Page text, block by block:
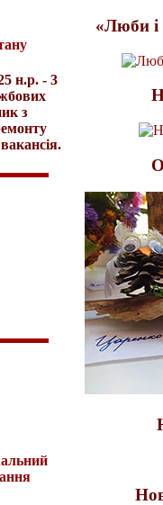
н.р. - 3
з
«Люби і